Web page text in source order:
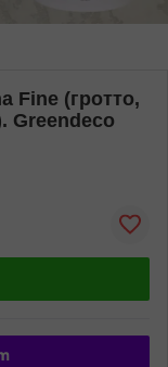
Fine (гротто,
Greendeco